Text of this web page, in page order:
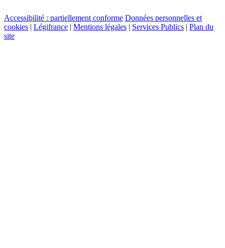
Accessibilité : partiellement conforme Données personnelles et
cookies | Légifrance | Mentions légales | Services Publics | Plan du
site